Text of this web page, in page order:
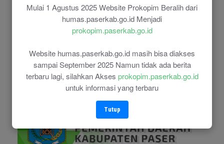
Mulai 1 Agustus 2025 Website Prokopim Beralih dari
humas.paserkab.go.id Menjadi
prokopim.paserkab.go.id
Website humas.paserkab.go.id masih bisa diakses
sampai September 2025 Namun tidak ada berita
terbaru lagi, silahkan Akses prokopim.paserkab.go.id
untuk informasi yang terbaru
Tutup